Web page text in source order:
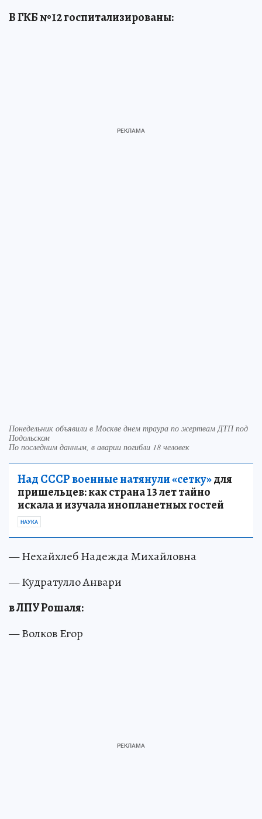
В ГКБ №12 госпитализированы:
Понедельник объявили в Москве днем траура по жертвам ДТП под
Подольском
По последним данным, в аварии погибли 18 человек
Над СССР военные натянули «сетку»для
пришельцев: как страна 13 лет тайно
искала и изучала инопланетных гостей
НАУКА
— Нехайхлеб Надежда Михайловна
— Кудратулло Анвари
в ЛПУ Рошаля:
— Волков Егор